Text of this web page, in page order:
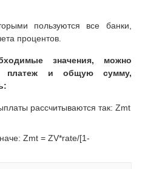
пользуются все банки,
процентов.
значения, можно
платеж и общую сумму,
рассчитываются так: Zmt
Zmt = ZV*rate/[1-